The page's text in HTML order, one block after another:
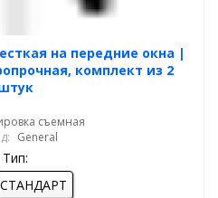
на передние окна |
комплект из 2
съемная
General
Тип:
СТАНДАРТ